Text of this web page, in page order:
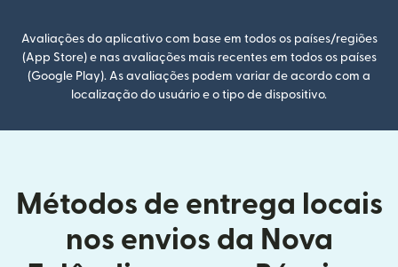
Avaliações do aplicativo com base em todos os países/regiões
(App Store) e nas avaliações mais recentes em todos os países
(Google Play). As avaliações podem variar de acordo com a
localização do usuário e o tipo de dispositivo.
Métodos de entrega locais
nos envios da Nova